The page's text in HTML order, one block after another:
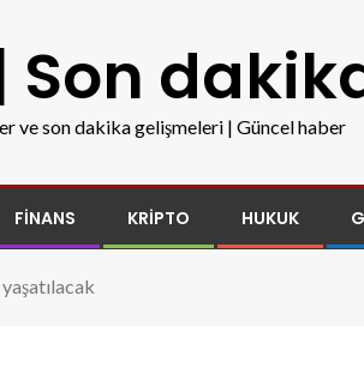
Son
ve son dakika gelişmeleri | Güncel haber
FINANS KRIPTO HUKUK